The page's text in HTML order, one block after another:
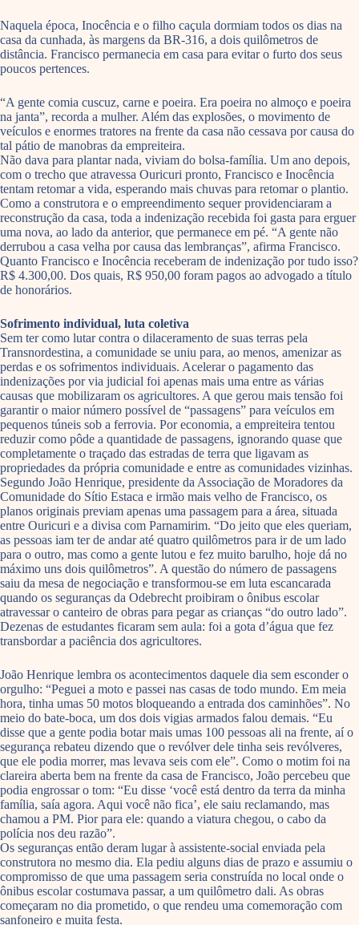
Naquela época, Inocência e o filho caçula dormiam todos os dias na
casa da cunhada, às margens da BR-316, a dois quilômetros de
distância. Francisco permanecia em casa para evitar o furto dos seus
poucos pertences.
“A gente comia cuscuz, carne e poeira. Era poeira no almoço e poeira
na janta”, recorda a mulher. Além das explosões, o movimento de
veículos e enormes tratores na frente da casa não cessava por causa do
tal pátio de manobras da empreiteira.
Não dava para plantar nada, viviam do bolsa-família. Um ano depois,
com o trecho que atravessa Ouricuri pronto, Francisco e Inocência
tentam retomar a vida, esperando mais chuvas para retomar o plantio.
Como a construtora e o empreendimento sequer providenciaram a
reconstrução da casa, toda a indenização recebida foi gasta para erguer
uma nova, ao lado da anterior, que permanece em pé. “A gente não
derrubou a casa velha por causa das lembranças”, afirma Francisco.
Quanto Francisco e Inocência receberam de indenização por tudo isso?
R$ 4.300,00. Dos quais, R$ 950,00 foram pagos ao advogado a título
de honorários.
Sofrimento individual, luta coletiva
Sem ter como lutar contra o dilaceramento de suas terras pela
Transnordestina, a comunidade se uniu para, ao menos, amenizar as
perdas e os sofrimentos individuais. Acelerar o pagamento das
indenizações por via judicial foi apenas mais uma entre as várias
causas que mobilizaram os agricultores. A que gerou mais tensão foi
garantir o maior número possível de “passagens” para veículos em
pequenos túneis sob a ferrovia. Por economia, a empreiteira tentou
reduzir como pôde a quantidade de passagens, ignorando quase que
completamente o traçado das estradas de terra que ligavam as
propriedades da própria comunidade e entre as comunidades vizinhas.
Segundo João Henrique, presidente da Associação de Moradores da
Comunidade do Sítio Estaca e irmão mais velho de Francisco, os
planos originais previam apenas uma passagem para a área, situada
entre Ouricuri e a divisa com Parnamirim. “Do jeito que eles queriam,
as pessoas iam ter de andar até quatro quilômetros para ir de um lado
para o outro, mas como a gente lutou e fez muito barulho, hoje dá no
máximo uns dois quilômetros”. A questão do número de passagens
saiu da mesa de negociação e transformou-se em luta escancarada
quando os seguranças da Odebrecht proibiram o ônibus escolar
atravessar o canteiro de obras para pegar as crianças “do outro lado”.
Dezenas de estudantes ficaram sem aula: foi a gota d’água que fez
transbordar a paciência dos agricultores.
João Henrique lembra os acontecimentos daquele dia sem esconder o
orgulho: “Peguei a moto e passei nas casas de todo mundo. Em meia
hora, tinha umas 50 motos bloqueando a entrada dos caminhões”. No
meio do bate-boca, um dos dois vigias armados falou demais. “Eu
disse que a gente podia botar mais umas 100 pessoas ali na frente, aí o
segurança rebateu dizendo que o revólver dele tinha seis revólveres,
que ele podia morrer, mas levava seis com ele”. Como o motim foi na
clareira aberta bem na frente da casa de Francisco, João percebeu que
podia engrossar o tom: “Eu disse ‘você está dentro da terra da minha
família, saía agora. Aqui você não fica’, ele saiu reclamando, mas
chamou a PM. Pior para ele: quando a viatura chegou, o cabo da
polícia nos deu razão”.
Os seguranças então deram lugar à assistente-social enviada pela
construtora no mesmo dia. Ela pediu alguns dias de prazo e assumiu o
compromisso de que uma passagem seria construída no local onde o
ônibus escolar costumava passar, a um quilômetro dali. As obras
começaram no dia prometido, o que rendeu uma comemoração com
sanfoneiro e muita festa.